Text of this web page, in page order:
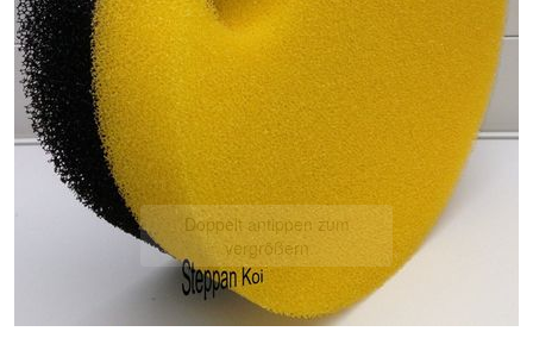
Doppelt antippen zum
vergrößern